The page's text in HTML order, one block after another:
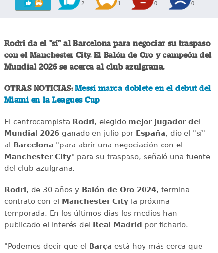
2 1 0 0
Rodri da el "sí" al Barcelona para negociar su traspaso
con el Manchester City. El Balón de Oro y campeón del
Mundial 2026 se acerca al club azulgrana.
OTRAS NOTICIAS: Messi marca doblete en el debut del
Miami en la Leagues Cup
El centrocampista Rodri, elegido mejor jugador del
Mundial 2026ganado en julio por España, dio el "sí"
al
Barcelona "para abrir una negociación con el
Manchester City" para su traspaso, señaló una fuente
del club azulgrana.
Rodri, de 30 años y Balón de Oro 2024, termina
contrato con el
Manchester Cityla próxima
temporada. En los últimos días los medios han
publicado el interés del
Real Madrid por ficharlo.
"Podemos decir que el Barça está hoy más cerca que